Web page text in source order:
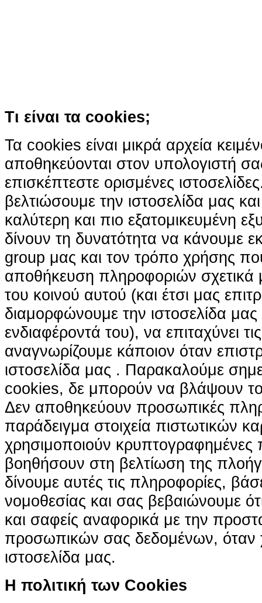
Τι είναι τα cookies;
Τα cookies είναι μικρά αρχεία
αποθηκεύονται στον υπολογιστή
επισκέπτεστε ορισμένες
βελτιώσουμε την ιστοσελίδα μας
καλύτερη και πιο εξατομικευμένη
δίνουν τη δυνατότητα να κάνουμε
group μας και τον τρόπο χρήσης
αποθήκευση πληροφοριών σχετικά
του κοινού αυτού (και έτσι μας
διαμορφώνουμε την ιστοσελίδα
ενδιαφέροντά του), να επιταχύνει
αναγνωρίζουμε κάποιον όταν
ιστοσελίδα μας . Παρακαλούμε
cookies, δε μπορούν να βλάψουν
Δεν αποθηκεύουν προσωπικές
παράδειγμα στοιχεία πιστωτικών
χρησιμοποιούν κρυπτογραφημένες
βοηθήσουν στη βελτίωση της
δίνουμε αυτές τις πληροφορίες,
νομοθεσίας και σας βεβαιώνουμε ότι
και σαφείς αναφορικά με την
προσωπικών σας δεδομένων, όταν
ιστοσελίδα μας.
H πολιτική των Cookies